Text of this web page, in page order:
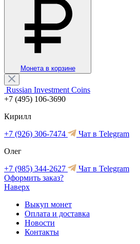
Монета в корзине
Russian Investment Coins
+7 (495) 106-3690
Кирилл
+7 (926) 306-7474
Чат в Telegram
Олег
+7 (985) 344-2627
Чат в Telegram
Оформить заказ?
Наверх
Выкуп монет
Оплата и доставка
Новости
Контакты